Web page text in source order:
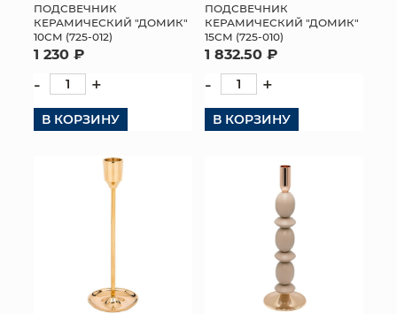
ПОДСВЕЧНИК
КЕРАМИЧЕСКИЙ "ДОМИК"
10СМ (725-012)
1 230 ₽
- +
В КОРЗИНУ
ПОДСВЕЧНИК
КЕРАМИЧЕСКИЙ "ДОМИК"
15СМ (725-010)
1 832.50 ₽
- +
В КОРЗИНУ